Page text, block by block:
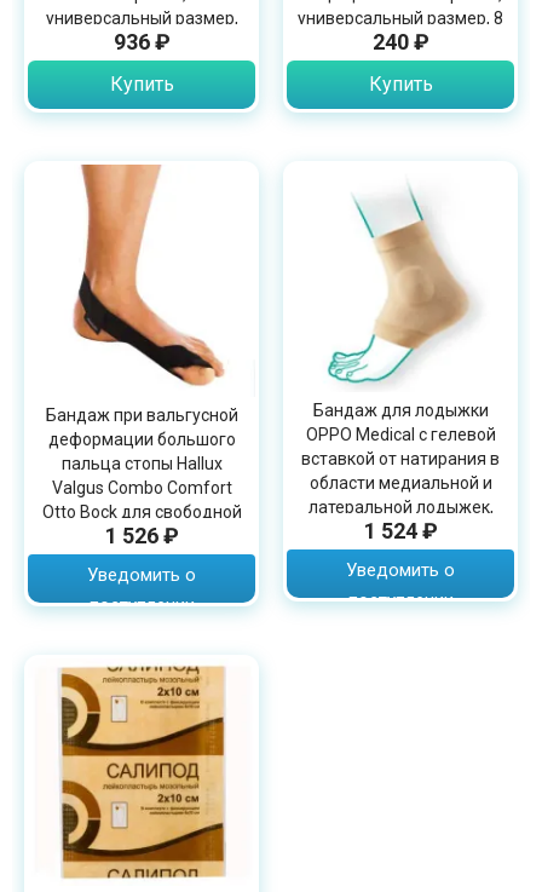
универсальный размер,
6071
936 ₽
Купить
универсальный размер, 8
шт., 6060
240 ₽
Купить
Бандаж при вальгусной
деформации большого
пальца стопы Hallux
Valgus Combo Comfort
Otto Bock для свободной
обуви, 509
1 526 ₽
Уведомить о
поступлении
Бандаж для лодыжки
OPPO Medical с гелевой
вставкой от натирания в
области медиальной и
латеральной лодыжек,
6791
1 524 ₽
Уведомить о
поступлении